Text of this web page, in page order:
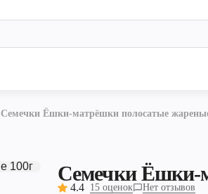
Семечки Ёшки-матрёшки полосатые
Семечки Ёшки-
4.4 15 оценок Нет отзывов